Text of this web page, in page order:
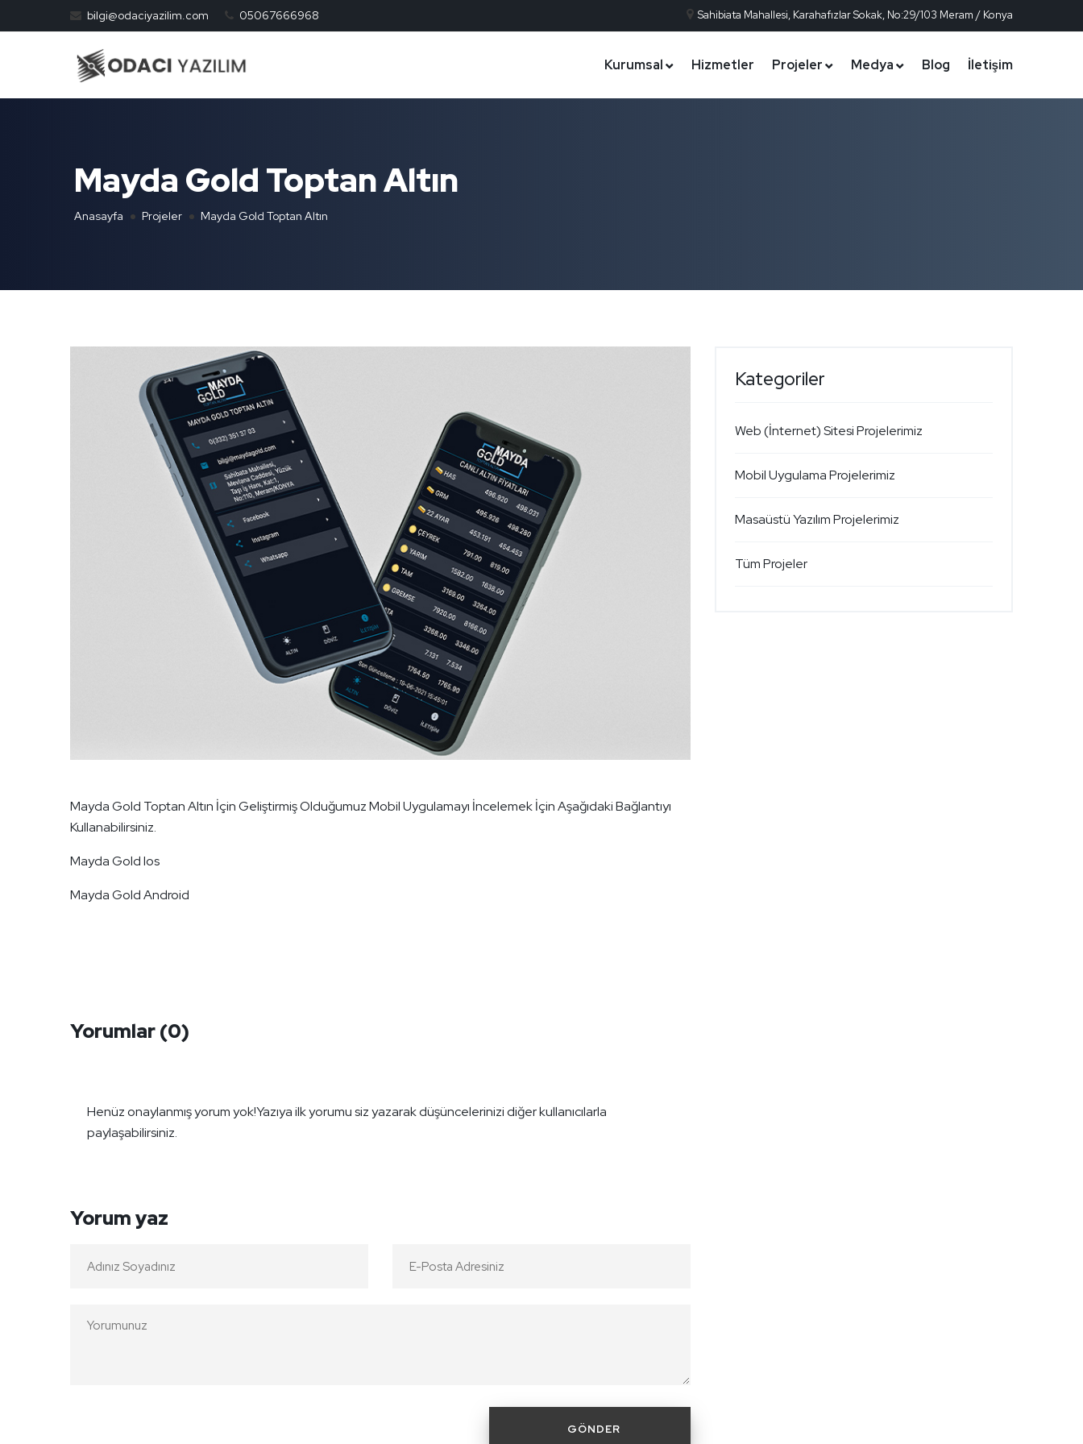
bilgi@odaciyazilim.com 05067666968 Sahibiata Mahallesi, Karahafızlar Sokak, No:29/103 Meram / Konya
Kurumsal Hizmetler Projeler Medya Blog İletişim
Mayda Gold Toptan Altın
Anasayfa Projeler Mayda Gold Toptan Altın
Mayda Gold Toptan Altın İçin Geliştirmiş Olduğumuz Mobil Uygulamayı İncelemek İçin Aşağıdaki Bağlantıyı
Kullanabilirsiniz.
Mayda Gold Ios
Mayda Gold Android
Yorumlar(0)
Henüz onaylanmış yorum yok!Yazıya ilk yorumu siz yazarak düşüncelerinizi diğer kullanıcılarla
paylaşabilirsiniz.
Yorum yaz
Kategoriler
Web (İnternet) Sitesi Projelerimiz
Mobil Uygulama Projelerimiz
Masaüstü Yazılım Projelerimiz
Tüm Projeler